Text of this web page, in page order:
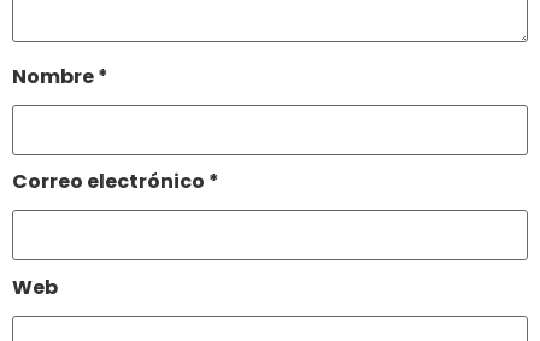
Nombre*
Correo electrónico *
Web